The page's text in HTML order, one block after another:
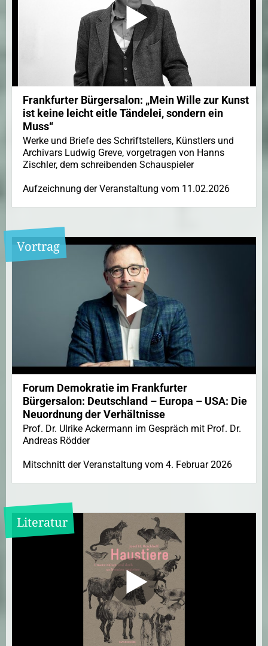
Frankfurter Bürgersalon: „Mein Wille zur Kunst
ist keine leicht eitle Tändelei, sondern ein
Muss“
Werke und Briefe des Schriftstellers, Künstlers und
Archivars Ludwig Greve, vorgetragen von Hanns
Zischler, dem schreibenden Schauspieler
Aufzeichnung der Veranstaltung vom 11.02.2026
Vortrag
Forum Demokratie im Frankfurter
Bürgersalon: Deutschland – Europa – USA: Die
Neuordnung der Verhältnisse
Prof. Dr. Ulrike Ackermann im Gespräch mit Prof. Dr.
Andreas Rödder
Mitschnitt der Veranstaltung vom 4. Februar 2026
Literatur